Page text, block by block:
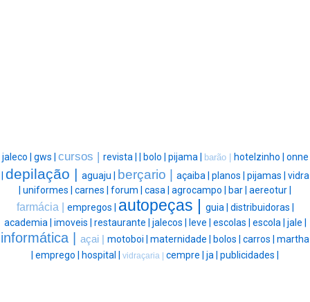
jaleco | gws | cursos | revista | bolo | pijama | barão | hotelzinho | onne
depilação | aguaju | berçario | açaiba | planos | pijamas | vidra
uniformes | carnes | forum | casa | agrocampo | bar | aereotur |
farmácia | empregos | autopeças | guia | distribuidoras |
academia | imoveis | restaurante | jalecos | leve | escolas | escola | jale |
informática | açai | motoboi | maternidade | bolos | carros | martha
emprego | hospital | vidraçaria | cempre | ja | publicidades |